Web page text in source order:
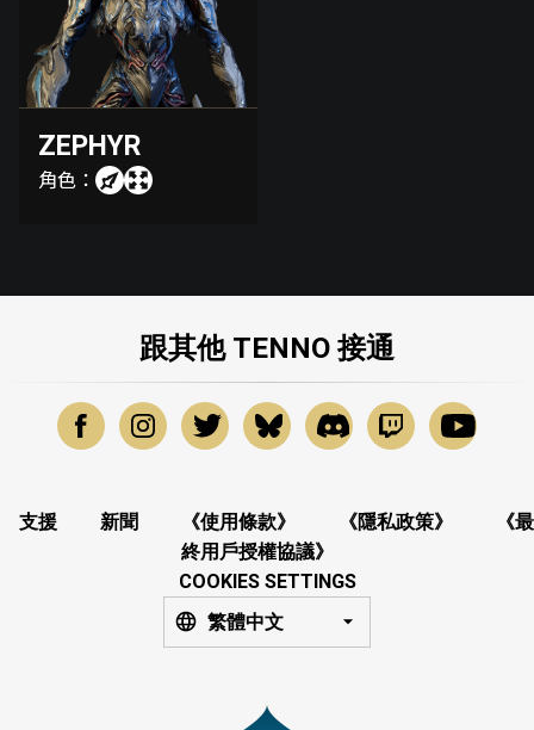
ZEPHYR
角色：
跟其他 TENNO 接通
支援 新聞 《使用條款》 《隱私政策》
《最
終用戶授權協議》
COOKIES SETTINGS
繁體中文